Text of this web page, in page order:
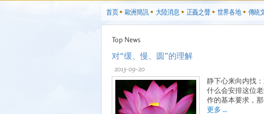
首页 歐洲簡訊 大陸消息 正義之聲 世界各地 傳統
Top News
对“缓、慢、圆”的理解
2013-09-20
静下心来向内找
什么会安排这位
作的基本要求，
更多 ...